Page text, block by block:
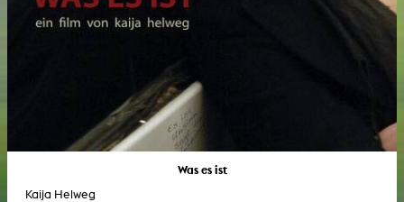
Was es ist
Kaija Helweg